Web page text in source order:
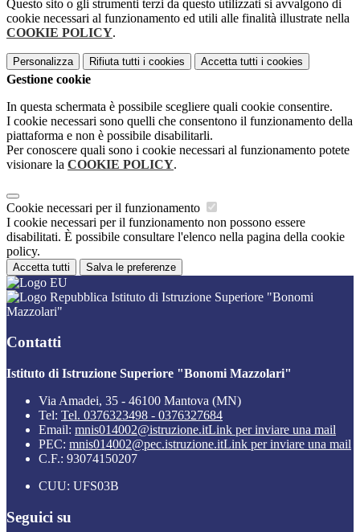
Questo sito o gli strumenti terzi da questo utilizzati si avvalgono di
cookie necessari al funzionamento ed utili alle finalità illustrate nella
COOKIE POLICY.
Personalizza Rifiuta tutti i cookies Accetta tutti i cookies
Gestione cookie
In questa schermata è possibile scegliere quali cookie consentire.
I cookie necessari sono quelli che consentono il funzionamento della
piattaforma e non è possibile disabilitarli.
Per conoscere quali sono i cookie necessari al funzionamento potete
visionare la COOKIE POLICY.
Cookie necessari per il funzionamento
I cookie necessari per il funzionamento non possono essere
disabilitati. È possibile consultare l'elenco nella pagina della cookie
policy.
Accetta tutti Salva le preferenze
Istituto di Istruzione Superiore "Bonomi
Mazzolari"
Contatti
Istituto di Istruzione Superiore "Bonomi Mazzolari"
Via Amadei, 35 - 46100 Mantova (MN)
Tel: Tel. 0376323498 - 0376327684
Email: mnis014002@istruzione.itLink per inviare una mail
PEC: mnis014002@pec.istruzione.itLink per inviare una mail
C.F.: 93074150207
CUU: UFS03B
Seguici su